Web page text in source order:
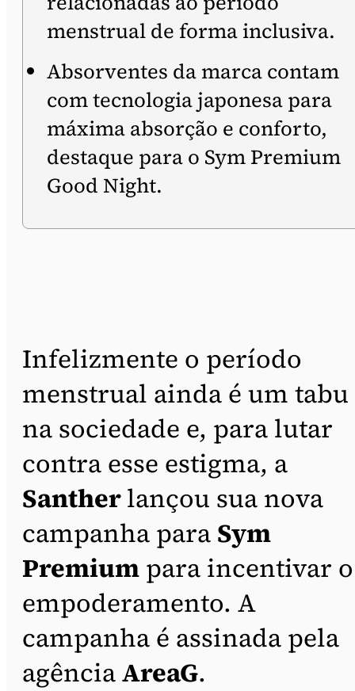
menstrual de forma inclusiva.
Absorventes da marca contam
com tecnologia japonesa para
máxima absorção e conforto,
destaque para o Sym Premium
Good Night.
Infelizmente o período
menstrual ainda é um tabu
na sociedade e, para lutar
contra esse estigma, a
Santherlançou sua nova
campanha para Sym
Premium para incentivar o
empoderamento. A
campanha é assinada pela
agênciaAreaG.